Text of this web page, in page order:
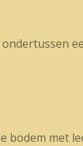
bodem met